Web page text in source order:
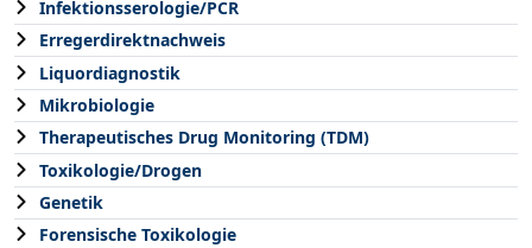
Infektionsserologie/PCR
Erregerdirektnachweis
Liquordiagnostik
Mikrobiologie
Therapeutisches Drug Monitoring (TDM)
Toxikologie/Drogen
Genetik
Forensische Toxikologie